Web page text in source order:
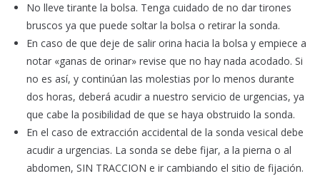
No lleve tirante la bolsa. Tenga cuidado de no dar tirones
bruscos ya que puede soltar la bolsa o retirar la sonda.
En caso de que deje de salir orina hacia la bolsa y empiece a
notar «ganas de orinar» revise que no hay nada acodado. Si
no es así, y continúan las molestias por lo menos durante
dos horas, deberá acudir a nuestro servicio de urgencias, ya
que cabe la posibilidad de que se haya obstruido la sonda.
En el caso de extracción accidental de la sonda vesical debe
acudir a urgencias. La sonda se debe fijar, a la pierna o al
abdomen, SIN TRACCION e ir cambiando el sitio de fijación.